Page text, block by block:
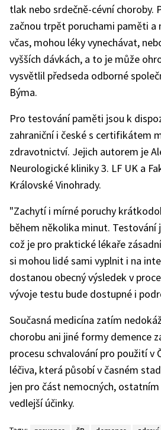
tlak nebo srdečně-cévní choroby.
začnou trpět poruchami paměti a
včas, mohou léky vynechávat,
vyšších dávkách, a to je může
vysvětlil předseda odborné
Býma.
Pro testování paměti jsou k
zahraniční i české s certifikátem
zdravotnictví. Jejich autorem je
Neurologické kliniky 3. LF UK a
Královské Vinohrady.
"Zachytí i mírné poruchy
během několika minut. Testování
což je pro praktické lékaře
si mohou lidé sami vyplnit i na
dostanou obecný výsledek v
vývoje testu bude dostupné i
Současná medicína zatím
chorobu ani jiné formy demence
procesu schvalování pro použití v
léčiva, která působí v časném
jen pro část nemocných,
vedlejší účinky.